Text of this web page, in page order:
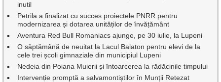
inutil
Petrila a finalizat cu succes proiectele PNRR pentru
modernizarea și dotarea unităților de învățământ
Aventura Red Bull Romaniacs ajunge, pe 30 iulie, la Lupeni
O săptămână de neuitat la Lacul Balaton pentru elevi de la
cele trei școli gimnaziale din municipiul Lupeni
Nedeia din Poiana Muierii și întoarcerea la rădăcinile timpului
Intervenție promptă a salvamontiștilor în Munții Retezat